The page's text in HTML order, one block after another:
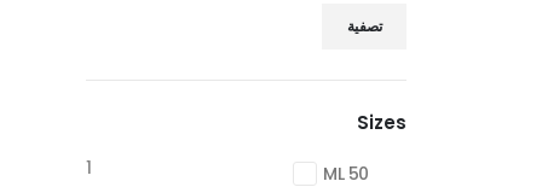
تصفية
Sizes
50 ML
1